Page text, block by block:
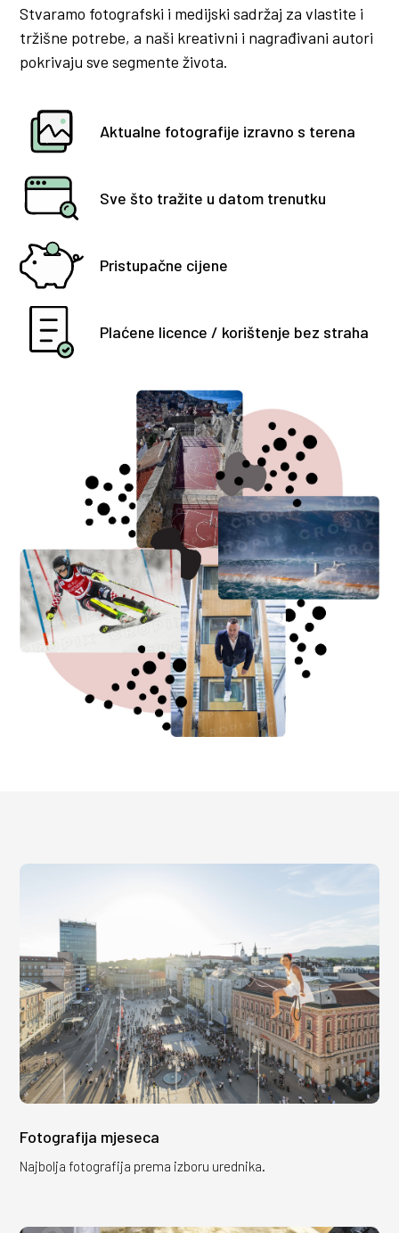
Stvaramo fotografski i medijski sadržaj za vlastite i
tržišne potrebe, a naši kreativni i nagrađivani autori
pokrivaju sve segmente života.
Aktualne fotografije izravno s terena
Sve što tražite u datom trenutku
Pristupačne cijene
Plaćene licence / korištenje bez straha
Fotografija mjeseca
Najbolja fotografija prema izboru urednika.